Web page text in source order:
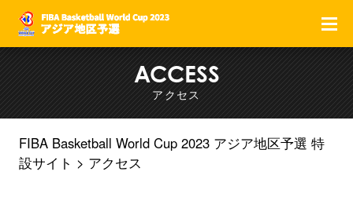
ACCESS
アクセス
FIBA Basketball World Cup 2023 アジア地区予選 特
設サイト
アクセス